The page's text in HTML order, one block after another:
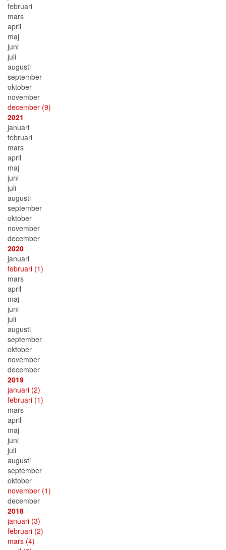
februari
mars
april
maj
juni
juli
augusti
september
oktober
november
december (9)
2021
januari
februari
mars
april
maj
juni
juli
augusti
september
oktober
november
december
2020
januari
februari (1)
mars
april
maj
juni
juli
augusti
september
oktober
november
december
2019
januari (2)
februari (1)
mars
april
maj
juni
juli
augusti
september
oktober
november (1)
december
2018
januari (3)
februari (2)
mars (4)